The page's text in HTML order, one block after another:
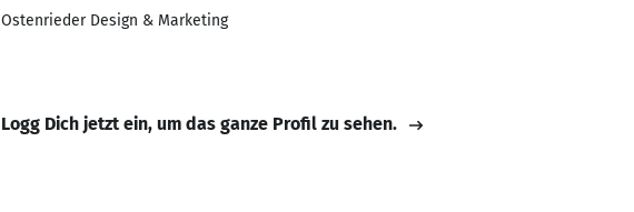
Ostenrieder Design & Marketing
Logg Dich jetzt ein, um das ganze Profil zu sehen.